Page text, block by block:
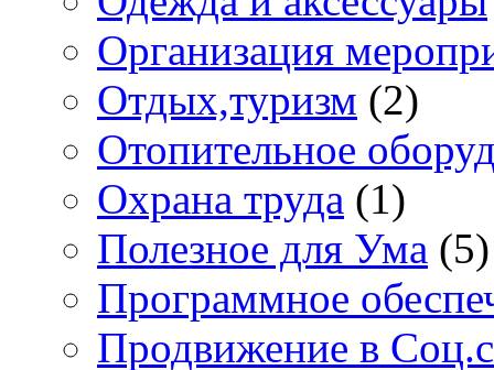
Организация
Отдых,туризм (2)
Отопительное
Охрана труда (1)
Полезное для Ума (5)
Программное
Продвижение в